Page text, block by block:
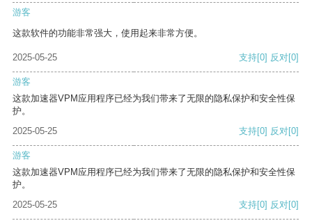
游客
这款软件的功能非常强大，使用起来非常方便。
2025-05-25 支持[0] 反对[0]
游客
这款加速器VPM应用程序已经为我们带来了无限的隐私保护和安全性保
护。
2025-05-25
支持[0] 反对[0]
游客
这款加速器VPM应用程序已经为我们带来了无限的隐私保护和安全性保
护。
2025-05-25
支持[0] 反对[0]